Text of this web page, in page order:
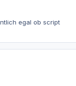
egal ob script